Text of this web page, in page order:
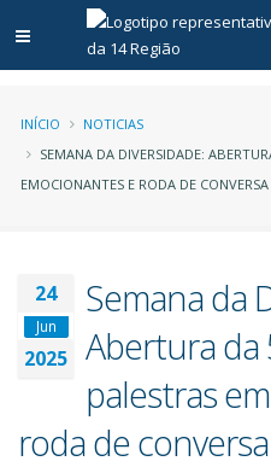
Abrir menu principal
Trilha
de
INÍCIO
NOTICIAS
SEMANA DA DIVERSIDADE:
EMOCIONANTES E RODA DE CONVERSA
24
Jun
2025
Semana da
Abertura da
palestras
roda de conversa